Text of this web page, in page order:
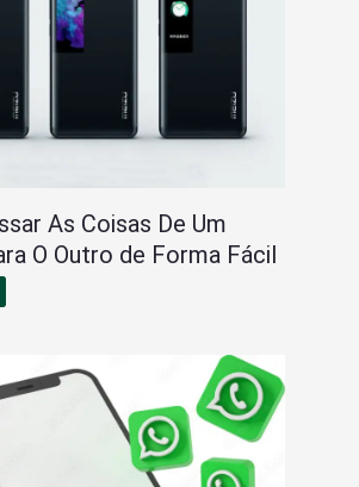
As Coisas De Um
O Outro de Forma Fácil